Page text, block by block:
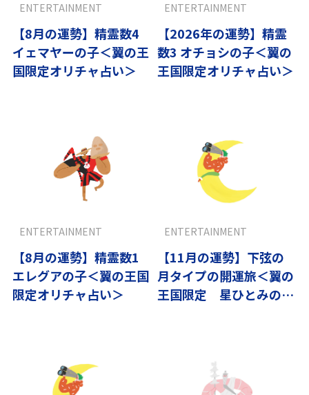
【8月の運勢】精霊数4
イェマヤーの子＜翼の王
国限定オリチャ占い＞
ENTERTAINMENT
【2026年の運勢】精霊
数3 オチョシの子＜翼の
王国限定オリチャ占い＞
ENTERTAINMENT
【8月の運勢】精霊数1
エレグアの子＜翼の王国
限定オリチャ占い＞
ENTERTAINMENT
【11月の運勢】下弦の
月タイプの開運旅＜翼の
王国限定 星ひとみの天
ENTERTAINMENT